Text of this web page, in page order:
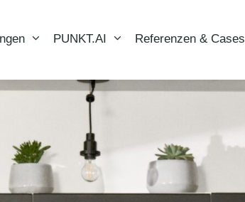
PUNKT.AI Referenzen & Cases